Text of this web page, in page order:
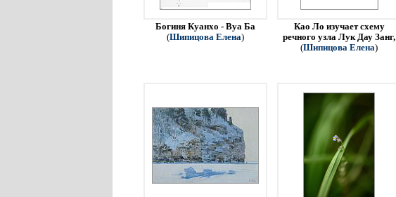
Богиня Куанхо - Вуа Ба
(Шипицова Елена)
Као Ло изучает схему
речного узла Лук Дау Занг,
(Шипицова Елена)